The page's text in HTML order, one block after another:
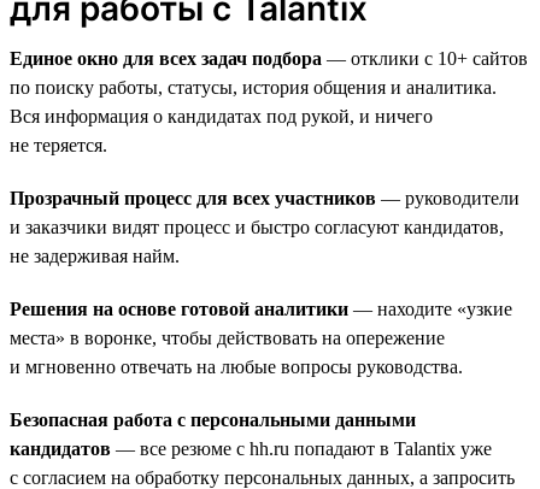
для работы с Talantix
Единое окно для всех задач подбора — отклики с 10+ сайтов
по поиску работы, статусы, история общения и аналитика.
Вся информация о кандидатах под рукой, и ничего
не теряется.
Прозрачный процесс для всех участников — руководители
и заказчики видят процесс и быстро согласуют кандидатов,
не задерживая найм.
Решения на основе готовой аналитики — находите «узкие
места» в воронке, чтобы действовать на опережение
и мгновенно отвечать на любые вопросы руководства.
Безопасная работа с персональными данными
кандидатов — все резюме с hh.ru попадают в Talantix уже
с согласием на обработку персональных данных, а запросить